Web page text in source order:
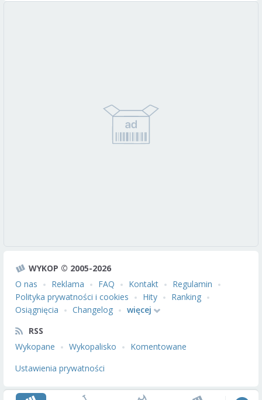
WYKOP © 2005-2026
O nas
Reklama FAQ Kontakt
Regulamin
Polityka prywatności i cookies
Hity
Ranking
Osiągnięcia
Changelog
więcej
RSS
Wykopane
Wykopalisko
Komentowane
Ustawienia prywatności